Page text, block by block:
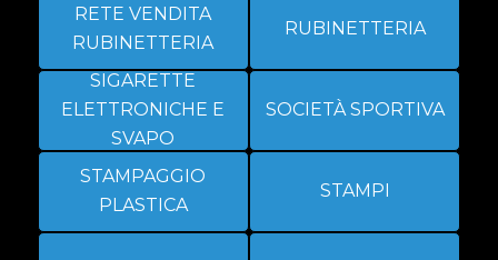
RETE VENDITA
RUBINETTERIA
RUBINETTERIA
SIGARETTE
ELETTRONICHE E
SVAPO
SOCIETÀ SPORTIVA
STAMPAGGIO
PLASTICA
STAMPI